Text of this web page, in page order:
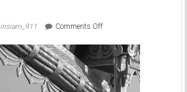
insiam_911 Comments Offon